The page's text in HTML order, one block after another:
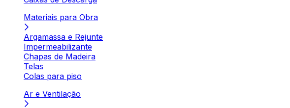
Materiais para Obra
Argamassa e Rejunte
Impermeabilizante
Chapas de Madeira
Telas
Colas para piso
Ar e Ventilação